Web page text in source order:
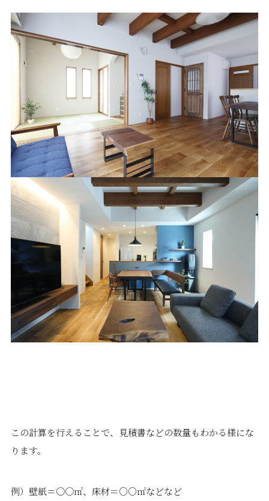
この計算を行えることで、見積書などの数量もわかる様にな
ります。
例）壁紙＝〇〇㎡、床材＝○○㎡などなど